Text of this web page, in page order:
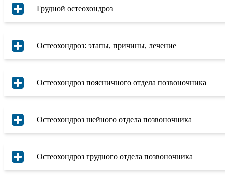
Грудной остеохондроз
Остеохондроз: этапы, причины, лечение
Остеохондроз поясничного отдела позвоночника
Остеохондроз шейного отдела позвоночника
Остеохондроз грудного отдела позвоночника